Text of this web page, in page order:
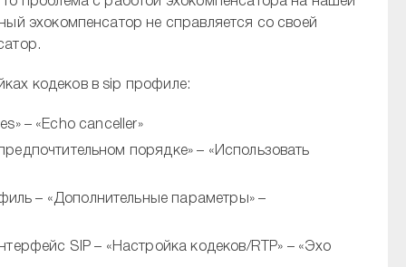
эхокомпенсатор не справляется со своей
кодеков в sip профиле:
– «Echo canceller»
порядке» – «Использовать
– «Дополнительные параметры» –
SIP – «Настройка кодеков/RTP» – «Эхо